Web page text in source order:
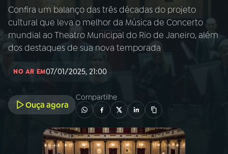
01 INÍCIO
PROGRAMAÇÃO
PROGRAMAS
Confira um balanço das três décadas do projeto
cultural que leva o melhor da Música de Concerto
mundial ao Theatro Municipal do Rio de Janeiro, além
dos destaques de sua nova temporada
NO AR EM07/01/2025, 21:00
Ouça agora
Compartilhe